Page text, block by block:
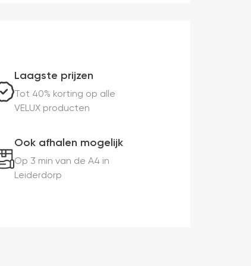
Laagste prijzen
Tot 40% korting op alle
VELUX producten
Ook afhalen mogelijk
Op 3 min van de A4 in
Leiderdorp